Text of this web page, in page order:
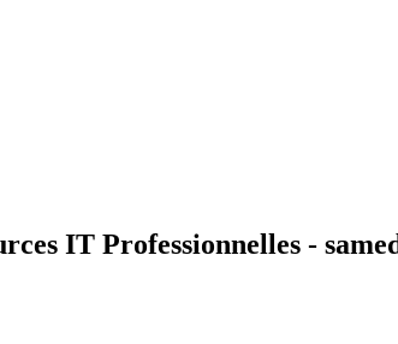
IT Professionnelles -